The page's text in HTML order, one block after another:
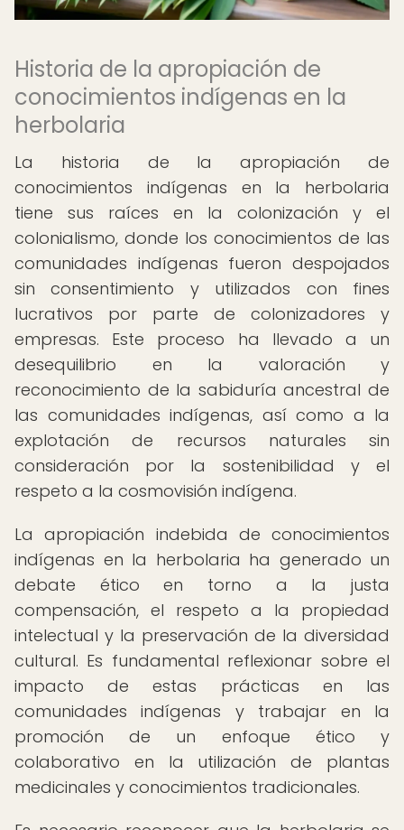
Historia de la apropiación de
conocimientos indígenas en la
herbolaria
La historia de la apropiación de
conocimientos indígenas en la herbolaria
tiene sus raíces en la colonización y el
colonialismo, donde los conocimientos de las
comunidades indígenas fueron despojados
sin consentimiento y utilizados con fines
lucrativos por parte de colonizadores y
empresas. Este proceso ha llevado a un
desequilibrio en la valoración y
reconocimiento de la sabiduría ancestral de
las comunidades indígenas, así como a la
explotación de recursos naturales sin
consideración por la sostenibilidad y el
respeto a la cosmovisión indígena.
La apropiación indebida de conocimientos
indígenas en la herbolaria ha generado un
debate ético en torno a la justa
compensación, el respeto a la propiedad
intelectual y la preservación de la diversidad
cultural. Es fundamental reflexionar sobre el
impacto de estas prácticas en las
comunidades indígenas y trabajar en la
promoción de un enfoque ético y
colaborativo en la utilización de plantas
medicinales y conocimientos tradicionales.